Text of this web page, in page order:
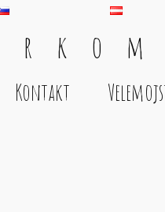
r k o
Kontakt